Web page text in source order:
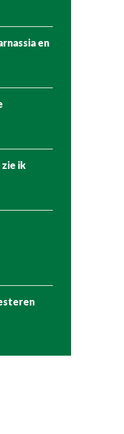
en
zie ik